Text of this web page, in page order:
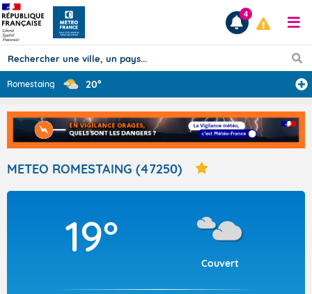
Prévisions
TOUS LES RÉSULTATS
Articles
4
Romestaing 20°
METEO ROMESTAING (47250)
19°
Couvert